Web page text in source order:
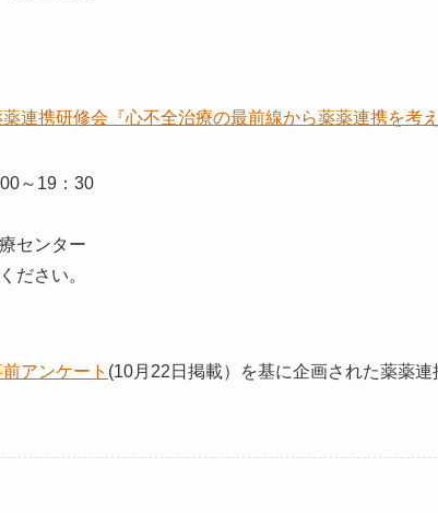
連携研修会『心不全治療の最前線から薬薬連携を考
～19：30
センター
ださい。
アンケート (10月22日掲載）を基に企画された薬薬連